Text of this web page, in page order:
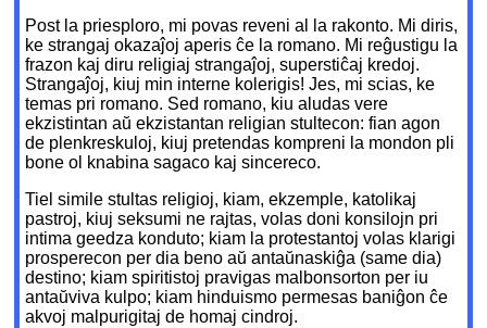
Post la priesploro, mi povas reveni al la rakonto. Mi diris,
ke strangaj okazaĵoj aperis ĉe la romano. Mi reĝustigu la
frazon kaj diru religiaj strangaĵoj, superstiĉaj kredoj.
Strangaĵoj, kiuj min interne kolerigis! Jes, mi scias, ke
temas pri romano. Sed romano, kiu aludas vere
ekzistintan aŭ ekzistantan religian stultecon: fian agon
de plenkreskuloj, kiuj pretendas kompreni la mondon pli
bone ol knabina sagaco kaj sincereco.
Tiel simile stultas religioj, kiam, ekzemple, katolikaj
pastroj, kiuj seksumi ne rajtas, volas doni konsilojn pri
intima geedza konduto; kiam la protestantoj volas klarigi
prosperecon per dia beno aŭ antaŭnaskiĝa (same dia)
destino; kiam spiritistoj pravigas malbonsorton per iu
antaŭviva kulpo; kiam hinduismo permesas baniĝon ĉe
akvoj malpurigitaj de homaj cindroj.